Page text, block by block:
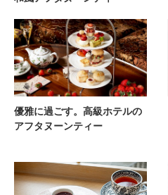
優雅に過ごす。高級ホテルの
アフタヌーンティー